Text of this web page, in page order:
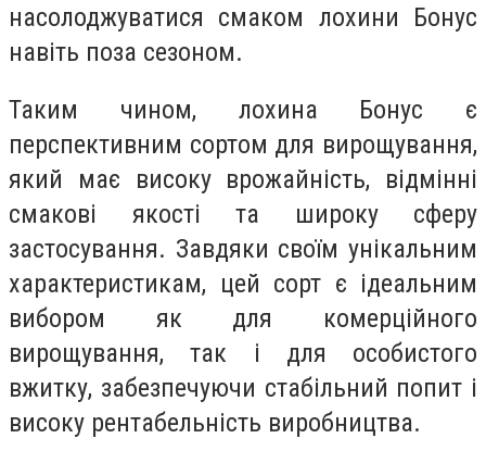
насолоджуватися смаком лохини Бонус
навіть поза сезоном.
Таким чином, лохина Бонус є
перспективним сортом для вирощування,
який має високу врожайність, відмінні
смакові якості та широку сферу
застосування. Завдяки своїм унікальним
характеристикам, цей сорт є ідеальним
вибором як для комерційного
вирощування, так і для особистого
вжитку, забезпечуючи стабільний попит і
високу рентабельність виробництва.